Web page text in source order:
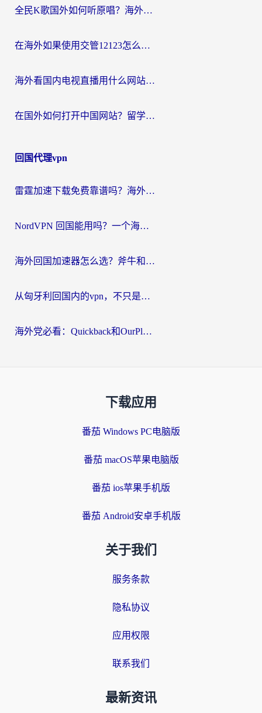
全民K歌国外如何听原唱？海外党亲测有效的回国加速器选择指南
在海外如果使用交管12123怎么处理？留学生亲测有效的回国加速方案
海外看国内电视直播用什么网站比较好？一篇解决你所有追剧难题的实用指南
在国外如何打开中国网站？留学生与海外华人的无缝访问指南
回国代理vpn
雷霆加速下载免费靠谱吗？海外党选回国加速器的避坑指南（附热门工具对比）
NordVPN 回国能用吗？一个海外用户必须面对的真实困境
海外回国加速器怎么选？斧牛和海龟哪个好？一篇帮你避开坑的实用指南
从匈牙利回国内的vpn，不只是为了刷剧那么简单
海外党必看：Quickback和OurPlay好用吗？3分钟选对回国加速器，无缝刷剧玩游戏
下载应用
番茄 Windows PC电脑版
番茄 macOS苹果电脑版
番茄 ios苹果手机版
番茄 Android安卓手机版
关于我们
服务条款
隐私协议
应用权限
联系我们
最新资讯